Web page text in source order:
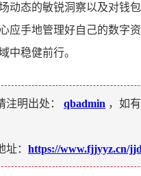
动态的敏锐洞察以及对钱包
应手地管理好自己的数字
中稳健前行。
注明出处： qbadmin ，如
址： https://www.fjjyyz.cn/